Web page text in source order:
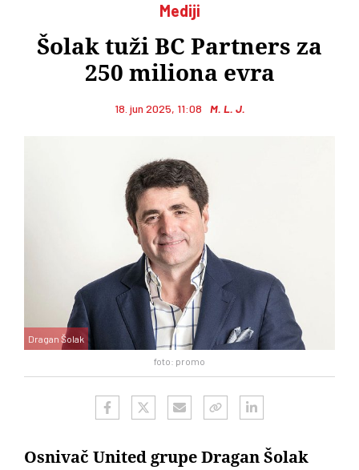
Mediji
Šolak tuži BC Partners za
250 miliona evra
18. jun 2025, 11:08 M. L. J.
foto: promo
Dragan Šolak
Osnivač United grupe Dragan Šolak